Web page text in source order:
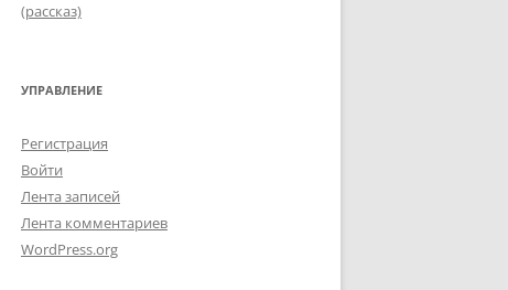
(рассказ)
УПРАВЛЕНИЕ
Регистрация
Войти
Лента записей
Лента комментариев
WordPress.org